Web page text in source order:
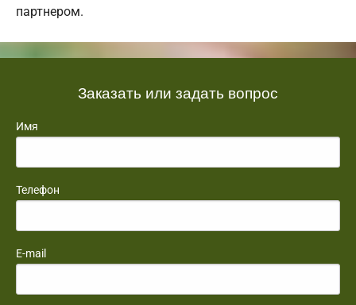
партнером.
Заказать или задать вопрос
Имя
Телефон
E-mail